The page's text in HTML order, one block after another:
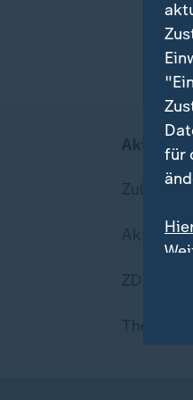
Aktuell
Zuletzt
Aktuelle
für